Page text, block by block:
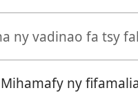
ny vadinao fa tsy
Mihamafy ny